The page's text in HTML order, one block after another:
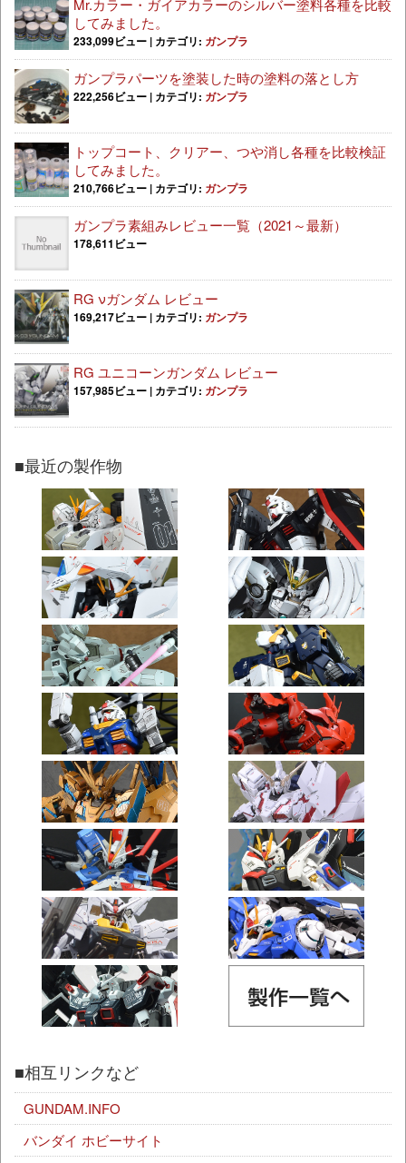
Mr.カラー・ガイアカラーのシルバー塗料各種を比較
してみました。
233,099ビュー | カテゴリ: ガンプラ
ガンプラパーツを塗装した時の塗料の落とし方
222,256ビュー | カテゴリ: ガンプラ
トップコート、クリアー、つや消し各種を比較検証
してみました。
210,766ビュー | カテゴリ: ガンプラ
ガンプラ素組みレビュー一覧（2021～最新）
178,611ビュー
RG νガンダム レビュー
169,217ビュー | カテゴリ: ガンプラ
RG ユニコーンガンダム レビュー
157,985ビュー | カテゴリ: ガンプラ
■最近の製作物
■相互リンクなど
GUNDAM.INFO
バンダイ ホビーサイト